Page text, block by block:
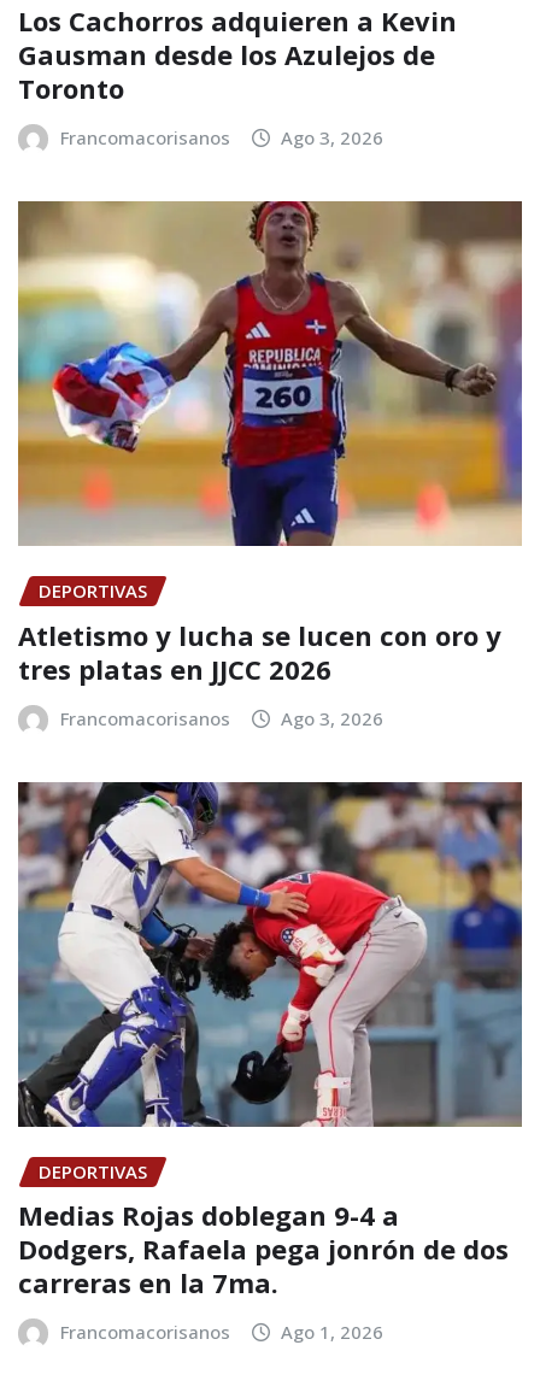
Los Cachorros adquieren a Kevin
Gausman desde los Azulejos de
Toronto
Francomacorisanos Ago 3, 2026
DEPORTIVAS
Atletismo y lucha se lucen con oro y
tres platas en JJCC 2026
Francomacorisanos Ago 3, 2026
DEPORTIVAS
Medias Rojas doblegan 9-4 a
Dodgers, Rafaela pega jonrón de dos
carreras en la 7ma.
Francomacorisanos Ago 1, 2026